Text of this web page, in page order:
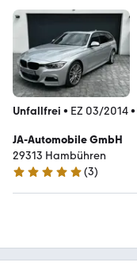
Unfallfrei • EZ 03/2014•
JA-Automobile GmbH
29313 Hambühren
5 Sterne
(3)